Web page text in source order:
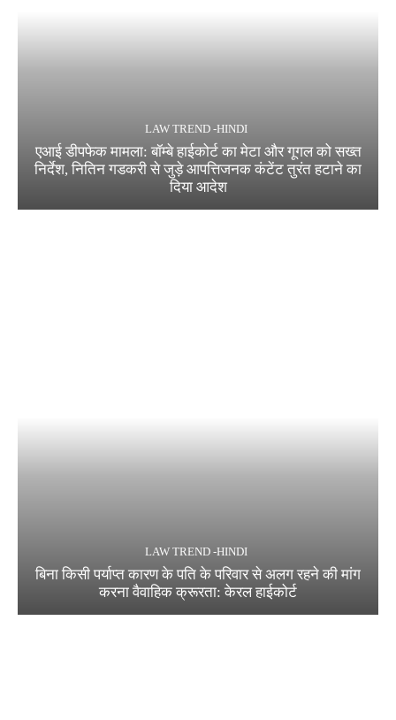
LAW TREND -HINDI
एआई डीपफेक मामला: बॉम्बे हाईकोर्ट का मेटा और गूगल को सख्त
निर्देश, नितिन गडकरी से जुड़े आपत्तिजनक कंटेंट तुरंत हटाने का
दिया आदेश
LAW TREND -HINDI
बिना किसी पर्याप्त कारण के पति के परिवार से अलग रहने की मांग
करना वैवाहिक क्रूरता: केरल हाईकोर्ट